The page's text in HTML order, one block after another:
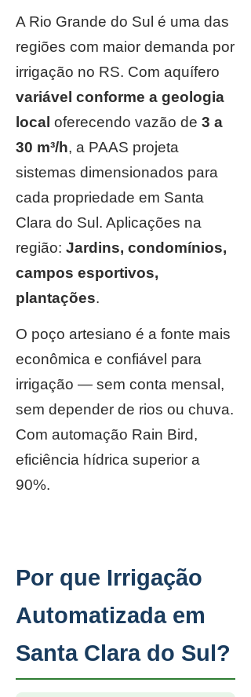
A Rio Grande do Sul é uma das
regiões com maior demanda por
irrigação no RS. Com aquífero
variável conforme a geologia
local oferecendo vazão de 3 a
30 m³/h, a PAAS projeta
sistemas dimensionados para
cada propriedade em Santa
Clara do Sul. Aplicações na
região: Jardins, condomínios,
campos esportivos,
plantações.
O poço artesiano é a fonte mais
econômica e confiável para
irrigação — sem conta mensal,
sem depender de rios ou chuva.
Com automação Rain Bird,
eficiência hídrica superior a
90%.
Por que Irrigação
Automatizada em
Santa Clara do Sul?